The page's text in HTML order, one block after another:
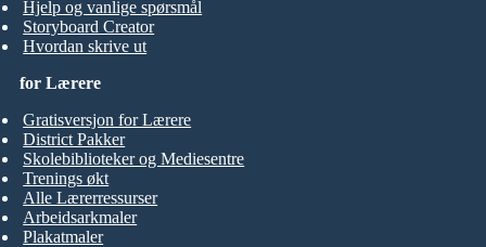
Hjelp og vanlige spørsmål
Storyboard Creator
Hvordan skrive ut
for Lærere
Gratisversjon for Lærere
District Pakker
Skolebiblioteker og Mediesentre
Trenings økt
Alle Lærerressurser
Arbeidsarkmaler
Plakatmaler